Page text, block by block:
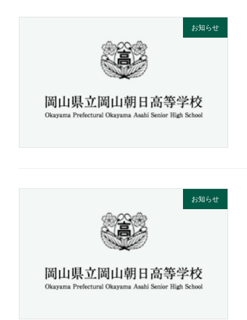
お知らせ
お知らせ